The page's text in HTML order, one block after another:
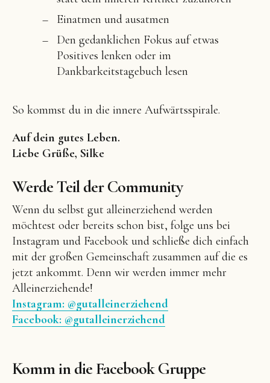
Einatmen und ausatmen
Den gedanklichen Fokus auf etwas
Positives lenken oder im
Dankbarkeitstagebuch lesen
So kommst du in die innere Aufwärtsspirale.
Auf dein gutes Leben.
Liebe Grüße, Silke
Werde Teil der Community
Wenn du selbst gut alleinerziehend werden
möchtest oder bereits schon bist, folge uns bei
Instagram und Facebook und schließe dich einfach
mit der großen Gemeinschaft zusammen auf die es
jetzt ankommt. Denn wir werden immer mehr
Alleinerziehende!
Instagram: @gutalleinerziehend
Facebook: @gutalleinerziehend
Komm in die Facebook Gruppe